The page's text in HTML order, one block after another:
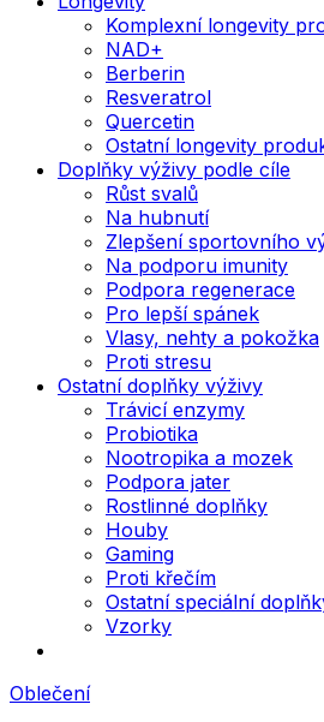
Komplexní longevity
NAD+
Berberin
Resveratrol
Quercetin
Ostatní longevity
Doplňky výživy podle cíle
Růst svalů
Na hubnutí
Zlepšení sportovního
Na podporu imunity
Podpora regenerace
Pro lepší spánek
Vlasy, nehty a pokožka
Proti stresu
Ostatní doplňky výživy
Trávicí enzymy
Probiotika
Nootropika a mozek
Podpora jater
Rostlinné doplňky
Houby
Gaming
Proti křečím
Ostatní speciální
Vzorky
Oblečení